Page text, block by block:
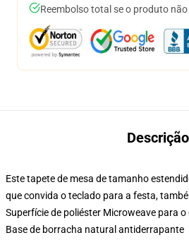
Reembolso total se o produto
Descrição
Este tapete de mesa de tamanho
que convida o teclado para a festa,
Superfície de poliéster Microweave para
Base de borracha natural antiderrapante